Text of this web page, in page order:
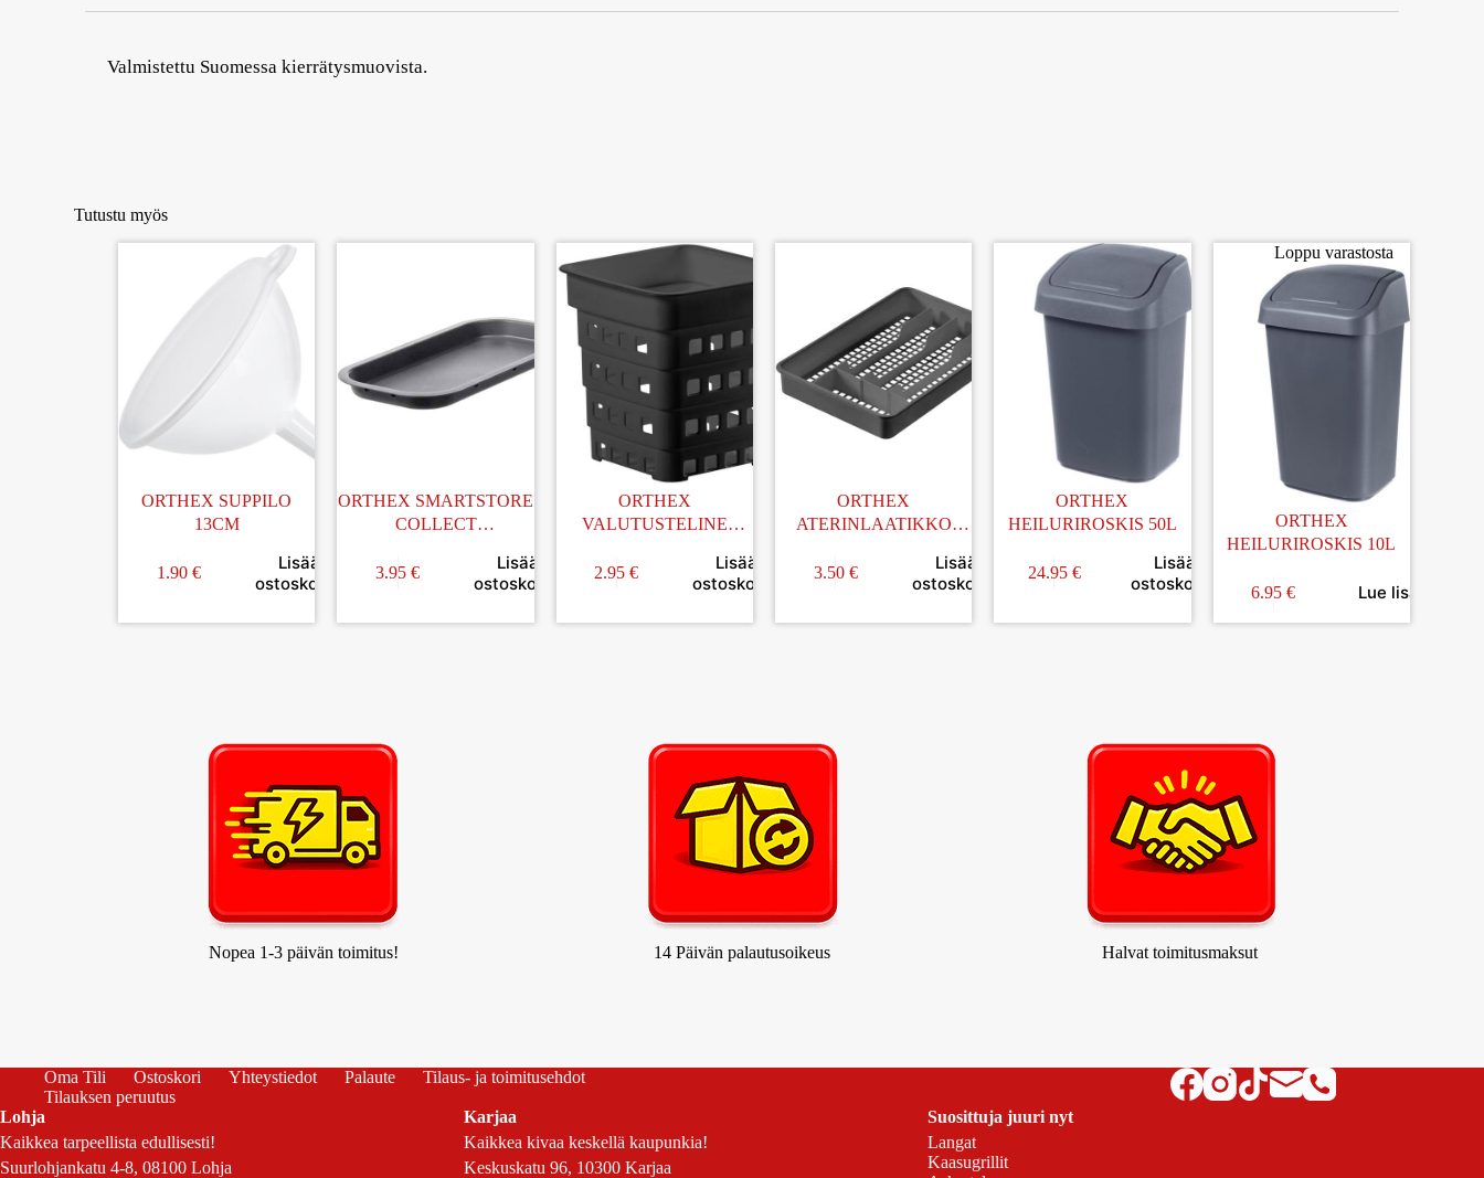
Valmistettu Suomessa kierrätysmuovista.
Tutustu myös
ORTHEX SUPPILO
13CM
1.90 €
Lisää
ostoskoriin
ORTHEX SMARTSTORE
COLLECT
KANSI 13L
3.95€
Lisää
ostoskoriin
ORTHEX
VALUTUSTELINE
2.95€
Lisää
ostoskoriin
ORTHEX
ATERINLAATIKKO
330x220MM
3.50 €
Lisää
ostoskoriin
ORTHEX
HEILURIROSKIS 50L
24.95 €
Lisää
ostoskoriin
Loppu varastosta
ORTHEX
HEILURIROSKIS 10L
6.95€ Lue lisää
Nopea 1-3 päivän toimitus! 14 Päivän palautusoikeus Halvat toimitusmaksut
Oma Tili Ostoskori Yhteystiedot Palaute
Tilaus- ja toimitusehdot
Tilauksen peruutus
Lohja
Kaikkea tarpeellista edullisesti!
Suurlohjankatu 4-8, 08100 Lohja
Karjaa
Kaikkea kivaa keskellä kaupunkia!
Keskuskatu 96, 10300 Karjaa
Suosittuja juuri nyt
Langat
Kaasugrillit